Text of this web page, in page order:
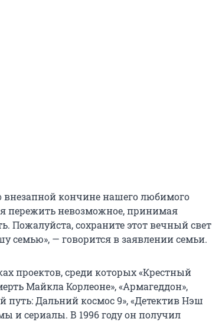
кончине нашего любимого
невозможное, принимая
Пожалуйста, сохраните этот вечный свет
семью», — говорится в заявлении семьи.
проектов, среди которых «Крестный
Майкла Корлеоне», «Армагеддон»,
путь: Дальний космос 9», «Детектив Нэш
и сериалы. В 1996 году он получил